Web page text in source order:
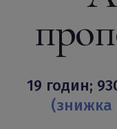
19 годин;
(знижка